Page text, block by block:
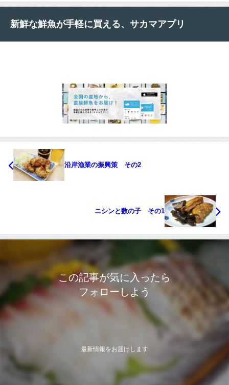
新鮮な鮮魚が手軽に買える、サカマアプリ
沿岸漁業の振興策 その2
ニシンと数の子 その1
この記事が気に入ったら
フォローしよう
最新情報をお届けします